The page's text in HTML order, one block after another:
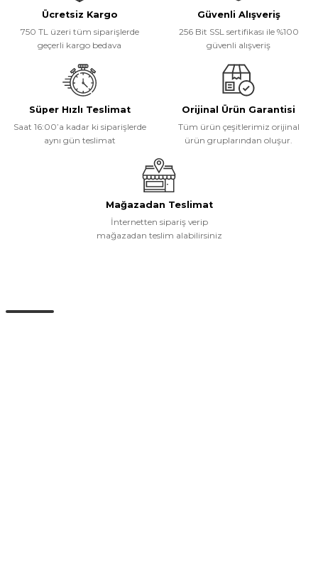
Ürün resmi kalitesiz, bozuk veya görüntülenemiyor.
Ürün açıklamasında eksik bilgiler bulunuyor.
Ürün fiyatı diğer sitelerden daha pahalı.
Bu ürüne benzer farklı alternatifler olmalı.
Gönder
Ücretsiz Kargo
750 TL üzeri tüm siparişlerde
geçerli kargo bedava
Güvenli Alışveriş
256 Bit SSL sertifikası ile %100
güvenli alışveriş
Süper Hızlı Teslimat
Saat 16:00’a kadar ki siparişlerde
aynı gün teslimat
Orijinal Ürün Garantisi
Tüm ürün çeşitlerimiz orijinal
ürün gruplarından oluşur.
Mağazadan Teslimat
İnternetten sipariş verip
mağazadan teslim alabilirsiniz